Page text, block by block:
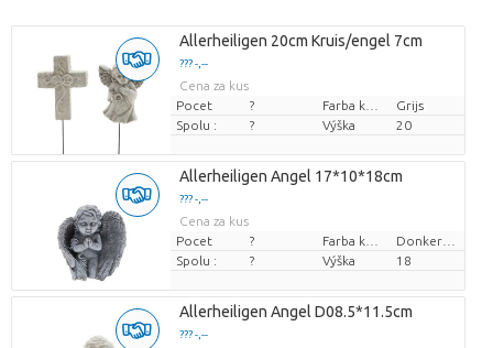
Allerheiligen 20cm Kruis/engel 7cm
??? -,--
Cena za kus
Pocet
?
Grijs
Spolu :
? Výška 20
Allerheiligen Angel 17*10*18cm
??? -,--
Cena za kus
Pocet
?
Spolu :
? Výška 18
Allerheiligen Angel D08.5*11.5cm
??? -,--